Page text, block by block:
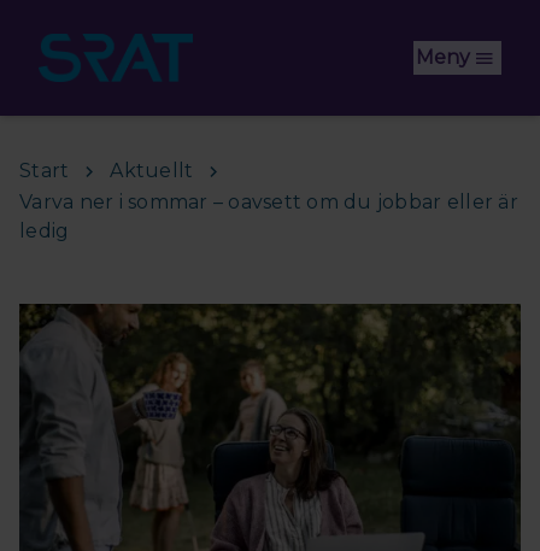
Meny
Start
Aktuellt
Varva ner i sommar – oavsett om du jobbar eller är
ledig